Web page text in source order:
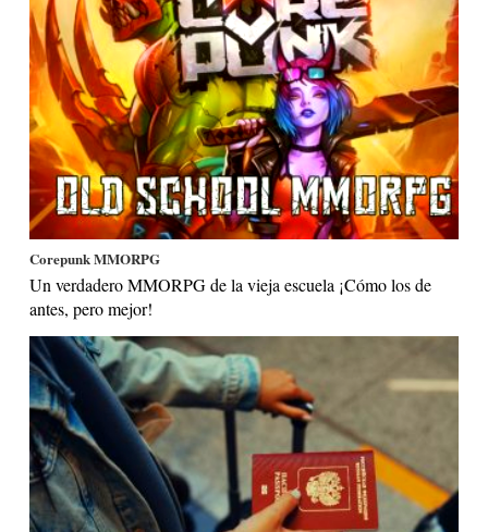
Corepunk MMORPG
Un verdadero MMORPG de la vieja escuela ¡Cómo los de
antes, pero mejor!